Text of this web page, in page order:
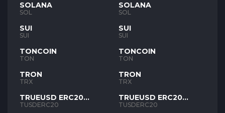
SOLANA
SOL
SUI
SUI
TONCOIN
TON
TRON
TRX
TRUEUSD ERC20
TUSD
TUSDERC20
SOLANA
SOL
SUI
SUI
TONCOIN
TON
TRON
TRX
TRUEUSD ERC20
TUSD
TUSDERC20